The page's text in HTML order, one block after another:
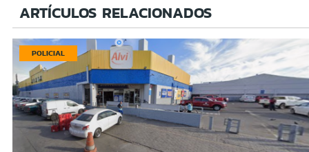
ARTÍCULOS RELACIONADOS
POLICIAL